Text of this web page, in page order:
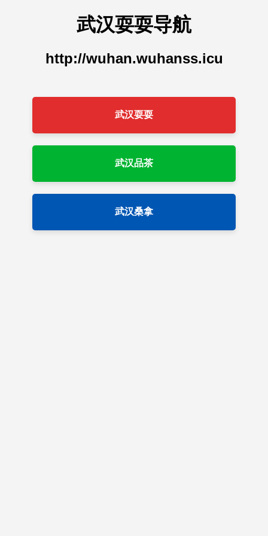
武汉耍耍导航
http://wuhan.wuhanss.icu
武汉耍耍
武汉品茶
武汉桑拿